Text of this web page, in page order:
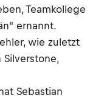
Teamkollege
ernannt.
wie zuletzt
Sebastian